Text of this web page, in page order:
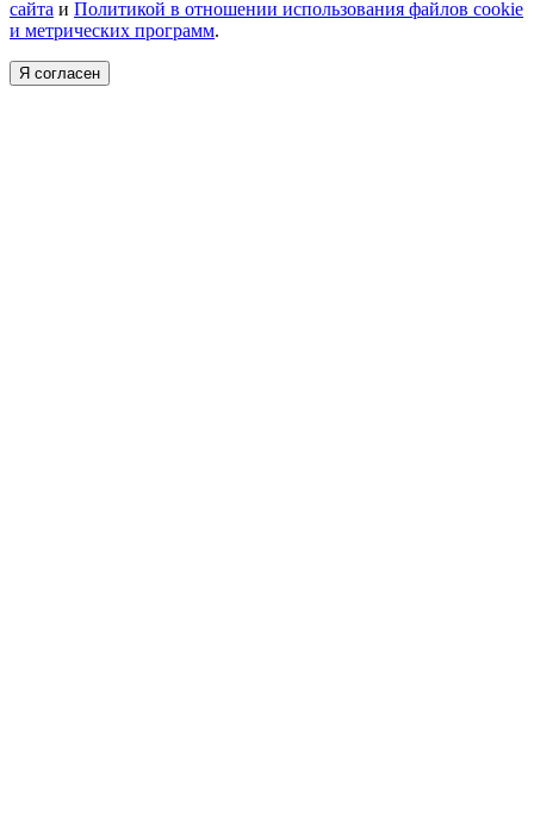
сайта и Политикой в отношении использования файлов cookie
и метрических программ.
Я согласен